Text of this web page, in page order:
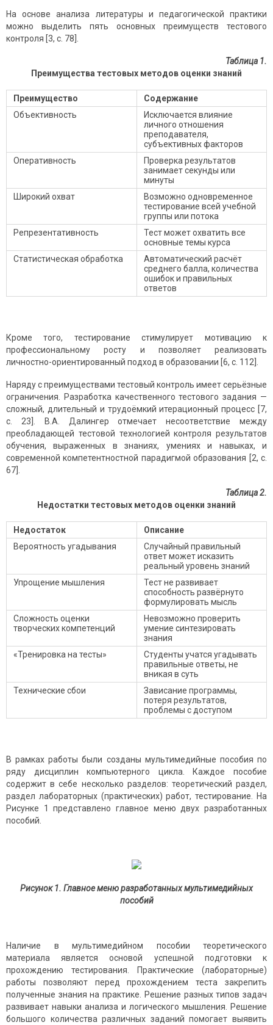
На основе анализа литературы и педагогической практики
можно выделить пять основных преимуществ тестового
контроля [3, с. 78].
Таблица 1.
Преимущества тестовых методов оценки знаний
Преимущество
Содержание
Объективность
Исключается влияние
личного отношения
преподавателя,
субъективных факторов
Оперативность
Проверка результатов
занимает секунды или
минуты
Широкий охват
Возможно одновременное
тестирование всей учебной
группы или потока
Репрезентативность
Тест может охватить все
основные темы курса
Статистическая обработка
Автоматический расчёт
среднего балла, количества
ошибок и правильных
ответов
Кроме того, тестирование стимулирует мотивацию к
профессиональному росту и позволяет реализовать
личностно-ориентированный подход в образовании [6, с. 112].
Наряду с преимуществами тестовый контроль имеет серьёзные
ограничения. Разработка качественного тестового задания —
сложный, длительный и трудоёмкий итерационный процесс [7,
с. 23]. В.А. Далингер отмечает несоответствие между
преобладающей тестовой технологией контроля результатов
обучения, выраженных в знаниях, умениях и навыках, и
современной компетентностной парадигмой образования [2, с.
67].
Таблица 2.
Недостатки тестовых методов оценки знаний
Недостаток
Описание
Вероятность угадывания
Случайный правильный
ответ может исказить
реальный уровень знаний
Упрощение мышления
Тест не развивает
способность развёрнуто
формулировать мысль
Сложность оценки
творческих компетенций
Невозможно проверить
умение синтезировать
знания
«Тренировка на тесты»
Студенты учатся угадывать
правильные ответы, не
вникая в суть
Технические сбои
Зависание программы,
потеря результатов,
проблемы с доступом
В рамках работы были созданы мультимедийные пособия по
ряду дисциплин компьютерного цикла. Каждое пособие
содержит в себе несколько разделов: теоретический раздел,
раздел лабораторных (практических) работ, тестирование. На
Рисунке 1 представлено главное меню двух разработанных
пособий.
Рисунок 1. Главное меню разработанных мультимедийных
пособий
Наличие в мультимедийном пособии теоретического
материала является основой успешной подготовки к
прохождению тестирования. Практические (лабораторные)
работы позволяют перед прохождением теста закрепить
полученные знания на практике. Решение разных типов задач
развивает навыки анализа и логического мышления. Решение
большого количества различных заданий помогает выявить